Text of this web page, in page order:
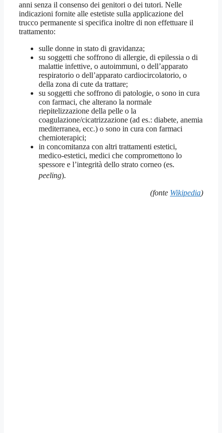
anni senza il consenso dei genitori o dei tutori. Nelle
indicazioni fornite alle estetiste sulla applicazione del
trucco permanente si specifica inoltre di non effettuare il
trattamento:
sulle donne in stato di gravidanza;
su soggetti che soffrono di allergie, di epilessia o di
malattie infettive, o autoimmuni, o dell’apparato
respiratorio o dell’apparato cardiocircolatorio, o
della zona di cute da trattare;
su soggetti che soffrono di patologie, o sono in cura
con farmaci, che alterano la normale
riepitelizzazione della pelle o la
coagulazione/cicatrizzazione (ad es.: diabete, anemia
mediterranea, ecc.) o sono in cura con farmaci
chemioterapici;
in concomitanza con altri trattamenti estetici,
medico-estetici, medici che compromettono lo
spessore e l’integrità dello strato corneo (es.
peeling).
(fonte Wikipedia)